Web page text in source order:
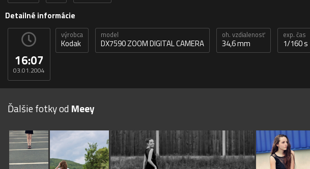
Detailné informácie
16:07
03.01.2004
výrobca
Kodak
model
DX7590 ZOOM DIGITAL CAMERA
oh. vzdialenosť
34,6 mm
exp. čas
1/160 s
Ďalšie fotky od Meey